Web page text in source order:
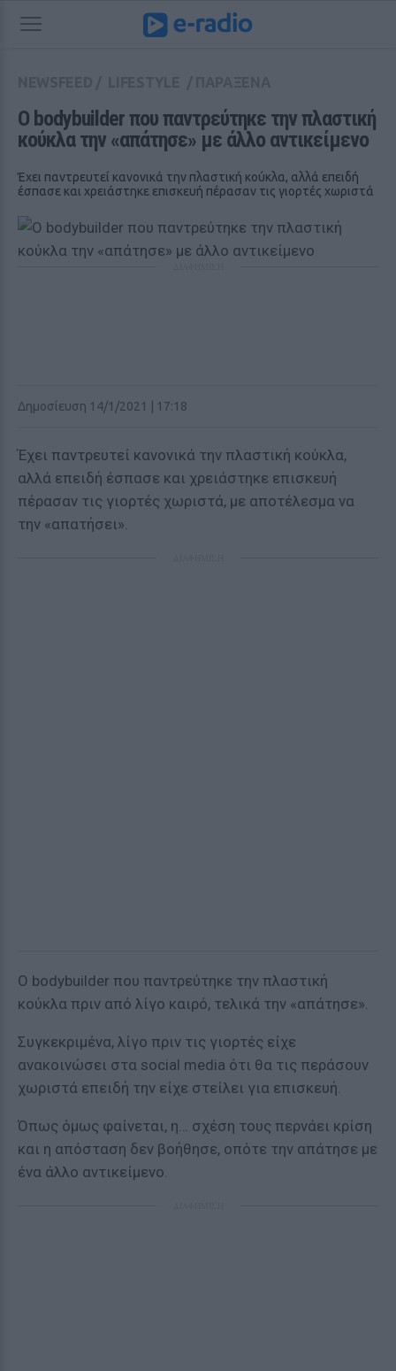
Ο bodybuilder που παντρεύτηκε την πλαστική
κούκλα την «απάτησε» με άλλο αντικείμενο
Έχει παντρευτεί κανονικά την πλαστική κούκλα, αλλά επειδή
έσπασε και χρειάστηκε επισκευή πέρασαν τις γιορτές χωριστά
Δημοσίευση 14/1/2021 | 17:18
Έχει παντρευτεί κανονικά την πλαστική κούκλα,
αλλά επειδή έσπασε και χρειάστηκε επισκευή
πέρασαν τις γιορτές χωριστά, με αποτέλεσμα να
την «απατήσει».
O bodybuilder που παντρεύτηκε την πλαστική
κούκλα πριν από λίγο καιρό, τελικά την «απάτησε».
Συγκεκριμένα, λίγο πριν τις γιορτές είχε
ανακοινώσει στα social media ότι θα τις περάσουν
χωριστά επειδή την είχε στείλει για επισκευή.
Όπως όμως φαίνεται, η… σχέση τους περνάει κρίση
και η απόσταση δεν βοήθησε, οπότε την απάτησε με
ένα άλλο αντικείμενο.